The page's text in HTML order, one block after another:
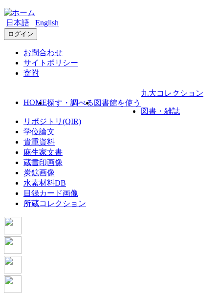
日本語 English
ログイン
お問合わせ
サイトポリシー
寄附
HOME探す・調べる 図書館を使う
九大コレクション
図書・雑誌
リポジトリ(QIR)
学位論文
貴重資料
麻生家文書
蔵書印画像
炭鉱画像
水素材料DB
目録カード画像
所蔵コレクション